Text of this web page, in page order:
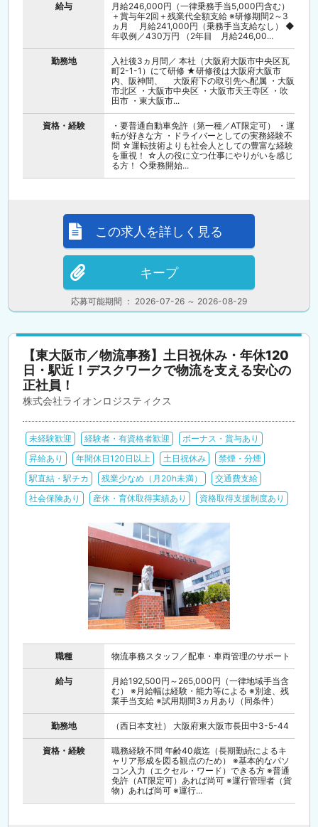
給与
月給246,000円（一律乗務手当5,000円含む）
＋賞与年2回＋残業代全額支給 ※研修期間2～3
ヵ月 月給241,000円（乗務手当支給なし） ◆
年収例／430万円 （2年目 月給246,00...
勤務地
入社後3ヵ月間／ 本社（大阪府大阪市中央区瓦
町2-1-1）にて研修 ★研修後は大阪府大阪市
内、阪神間、 大阪府下の取引先へ配属 ・大阪
市北区 ・大阪市中央区 ・大阪市天王寺区 ・吹
田市 ・東大阪市...
資格・経験
・要普通自動車免許（第一種／AT限定可） ・運
転が好きな方 ・ドライバーとしての実務経験不
問 ☆運転技術よりも社会人としての豊富な経験
を重視！ ☆人の役に立つ仕事にやりがいを感じ
る方！ ◇乗務開始...
応募可能期間 ： 2026-07-26 ～ 2026-08-29
この求人を詳しく見る
キープ
【東大阪市／物流事務】土日祝休み・年休120
日・駅近！デスクワークで物流を支える安心の
正社員！
株式会社ライオンロジスティクス
未経験歓迎 経験者・有資格者歓迎
ボーナス・賞与あり
昇給あり
年間休日120日以上 土日祝休み
禁煙・分煙
駅直結・駅チカ
残業少なめ（月20h未満）
交通費支給
社会保険あり
産休・育休取得実績あり 資格取得支援制度あり
職種 物流事務スタッフ／配車・車両管理のサポート
給与
月給192,500円～265,000円（一律地域手当含
む） ※月給幅は経験・能力等による ※別途、残
業手当支給 ※試用期間3ヵ月あり（同条件）
勤務地 （西日本支社） 大阪府東大阪市長田中3-5-44
資格・経験
職務経験不問 年齢40歳迄（長期勤続によるキ
ャリア形成を図る観点のため） ※基本的なパソ
コン入力（エクセル・ワード）できる方 ※普通
免許（AT限定可）あれば尚可 ※運行管理者（貨
物）あれば尚可 ※運行...